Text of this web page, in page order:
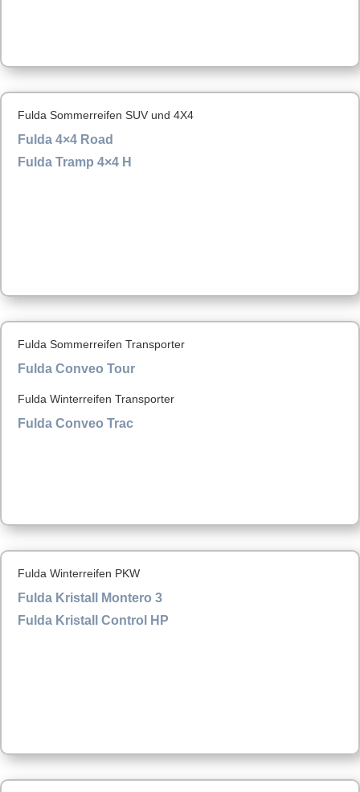
Fulda Sommerreifen SUV und 4X4
Fulda 4×4 Road
Fulda Tramp 4×4 H
Fulda Sommerreifen Transporter
Fulda Conveo Tour
Fulda Winterreifen Transporter
Fulda Conveo Trac
Fulda Winterreifen PKW
Fulda Kristall Montero 3
Fulda Kristall Control HP